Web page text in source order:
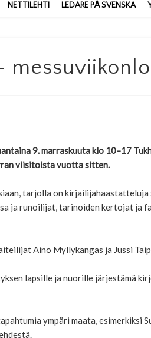
NETTILEHTI LEDARE PÅ SVENSKA
9. marraskuuta klo 10–17
viisitoista vuotta sitten.
tarjolla on kirjailijahaastatteluja
ja runoilijat, tarinoiden kertojat ja
Aino Myllykangas ja Jussi
lapsille ja nuorille järjestämä
ympäri maata, esimerkiksi